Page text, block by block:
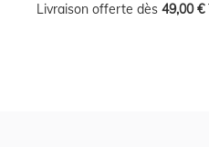
Livraison offerte dès 49,00 €